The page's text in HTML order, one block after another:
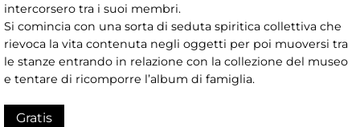
intercorsero tra i suoi membri.
Si comincia con una sorta di seduta spiritica collettiva che
rievoca la vita contenuta negli oggetti per poi muoversi tra
le stanze entrando in relazione con la collezione del museo
e tentare di ricomporre l’album di famiglia.
Gratis